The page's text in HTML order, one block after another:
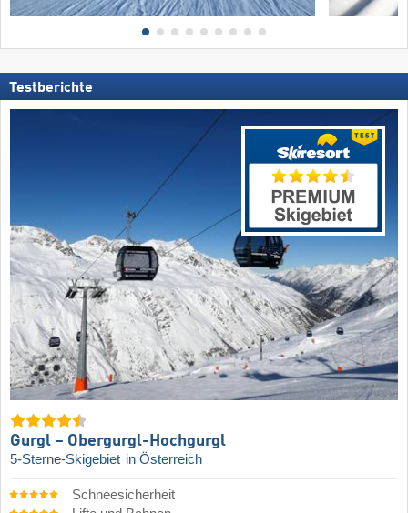
Testberichte
Gurgl – Obergurgl-Hochgurgl
5-Sterne-Skigebiet in Österreich
Schneesicherheit